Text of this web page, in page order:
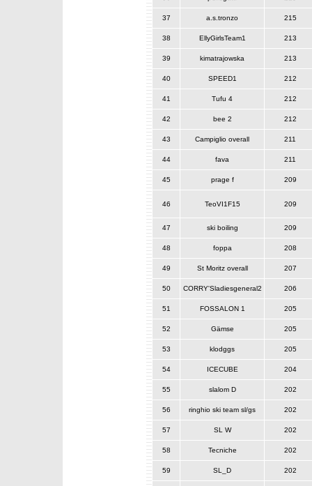
37 a.s.tronzo 215
38 EllyGirlsTeam1 213
39 kimatrajowska 213
40 SPEED1 212
41 Tufu 4 212
42 bee 2 212
43 Campiglio overall 211
44 fava 211
45 prage f 209
46 TeoVI1F15 209
47 ski boiling 209
48 foppa 208
49 St Moritz overall 207
50 CORRY'Sladiesgeneral2 206
51 FOSSALON 1 205
52 Gämse 205
53 klodggs 205
54 ICECUBE 204
55 slalom D 202
56 ringhio ski team sl/gs 202
57 SL W 202
58 Tecniche 202
59 SL_D 202